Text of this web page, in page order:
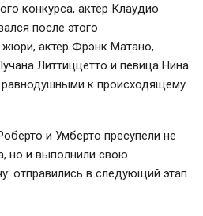
конкурса, актер Клаудио
после этого
актер Фрэнк Матано,
Литтиццетто и певица Нина
к происходящему
и Умберто пресупели не
но и выполнили свою
отправились в следующий этап